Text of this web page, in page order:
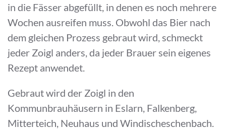
in die Fässer abgefüllt, in denen es noch mehrere
Wochen ausreifen muss. Obwohl das Bier nach
dem gleichen Prozess gebraut wird, schmeckt
jeder Zoigl anders, da jeder Brauer sein eigenes
Rezept anwendet.
Gebraut wird der Zoigl in den
Kommunbrauhäusern in Eslarn, Falkenberg,
Mitterteich, Neuhaus und Windischeschenbach.